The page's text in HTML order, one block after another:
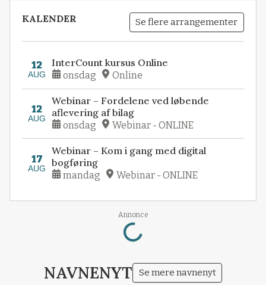
KALENDER Se flere arrangementer
12
AUG
InterCount kursus Online
onsdag Online
12
AUG
Webinar – Fordelene ved løbende
aflevering af bilag
onsdag Webinar - ONLINE
17
AUG
Webinar – Kom i gang med digital
bogføring
mandag Webinar - ONLINE
Annonce
Loading...
NAVNENYT Se mere navnenyt